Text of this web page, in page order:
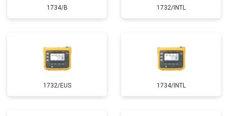
1734/B 1732/INTL
1732/EUS 1734/INTL